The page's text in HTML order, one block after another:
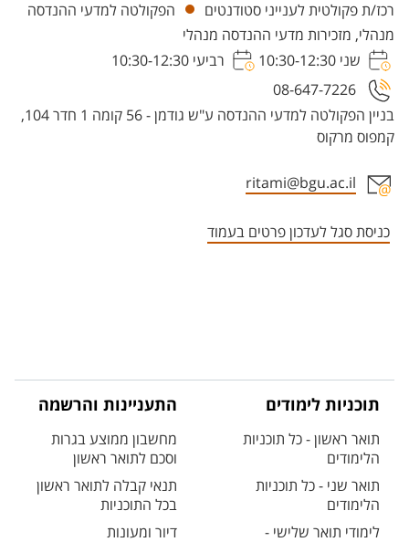
יחידות
רכז/ת פקולטית לענייני סטודנטים
הפקולטה למדעי ההנדסה
מנהלי, מזכירות מדעי ההנדסה מנהלי
בניין הפקולטה למדעי ההנדסה ע"ש גודמן - 56 קומה 1 חדר 104,
קמפוס מרקוס
שני 10:30-12:30
רביעי 10:30-12:30
08-647-7226
ritami@bgu.ac.il
כניסת סגל לעדכון פרטים בעמוד
תוכניות לימודים
תואר ראשון - כל תוכניות
הלימודים
תואר שני - כל תוכניות
הלימודים
לימודי תואר שלישי -
התעניינות והרשמה
מחשבון ממוצע בגרות
וסכם לתואר ראשון
תנאי קבלה לתואר ראשון
בכל התוכניות
דיור ומעונות